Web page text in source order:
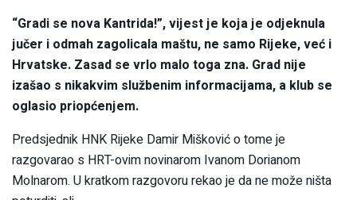
“Gradi se nova Kantrida!”, vijest je koja je odjeknula
jučer i odmah zagolicala maštu, ne samo Rijeke, već i
Hrvatske. Zasad se vrlo malo toga zna. Grad nije
izašao s nikakvim službenim informacijama, a klub se
oglasio priopćenjem.
Predsjednik HNK Rijeke Damir Mišković o tome je
razgovarao s HRT-ovim novinarom Ivanom Dorianom
Molnarom. U kratkom razgovoru rekao je da ne može ništa